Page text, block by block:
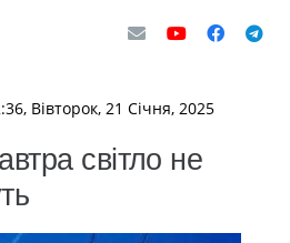
Вівторок, 21 Січня, 2025
світло не